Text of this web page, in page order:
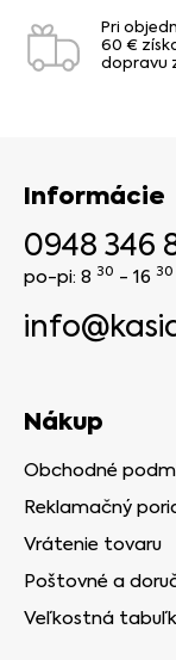
Pri
60 €
dopravu
Informácie
0948 346
po-pi: 8 30 - 16 30
Nákup
Obchodné
Reklamačný
Vrátenie tovaru
Poštovné a
Veľkostná